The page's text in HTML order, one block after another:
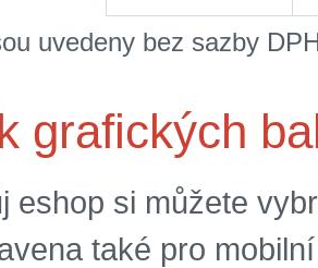
uvedeny bez sazby
grafických
eshop si můžete
také pro